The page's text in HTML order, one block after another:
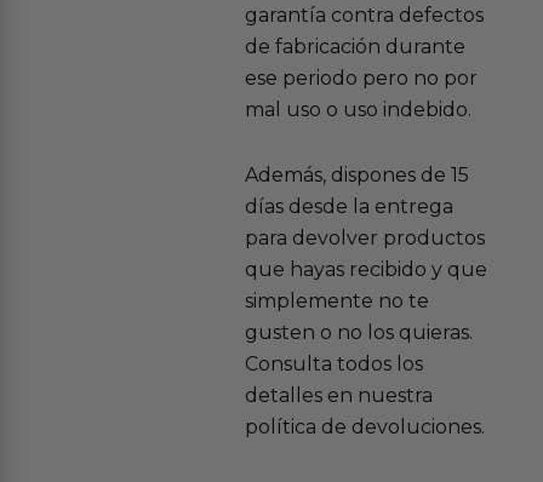
garantía contra defectos
de fabricación durante
ese periodo pero no por
mal uso o uso indebido.
Además, dispones de 15
días desde la entrega
para devolver productos
que hayas recibido y que
simplemente no te
gusten o no los quieras.
Consulta todos los
detalles en nuestra
política de devoluciones.